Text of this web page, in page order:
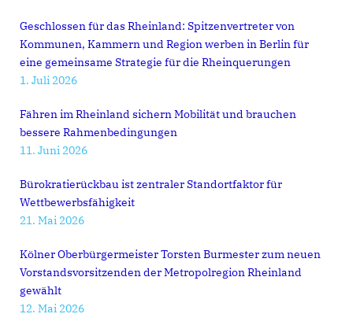
Geschlossen für das Rheinland: Spitzenvertreter von
Kommunen, Kammern und Region werben in Berlin für
eine gemeinsame Strategie für die Rheinquerungen
1. Juli 2026
Fähren im Rheinland sichern Mobilität und brauchen
bessere Rahmenbedingungen
11. Juni 2026
Bürokratierückbau ist zentraler Standortfaktor für
Wettbewerbsfähigkeit
21. Mai 2026
Kölner Oberbürgermeister Torsten Burmester zum neuen
Vorstandsvorsitzenden der Metropolregion Rheinland
gewählt
12. Mai 2026